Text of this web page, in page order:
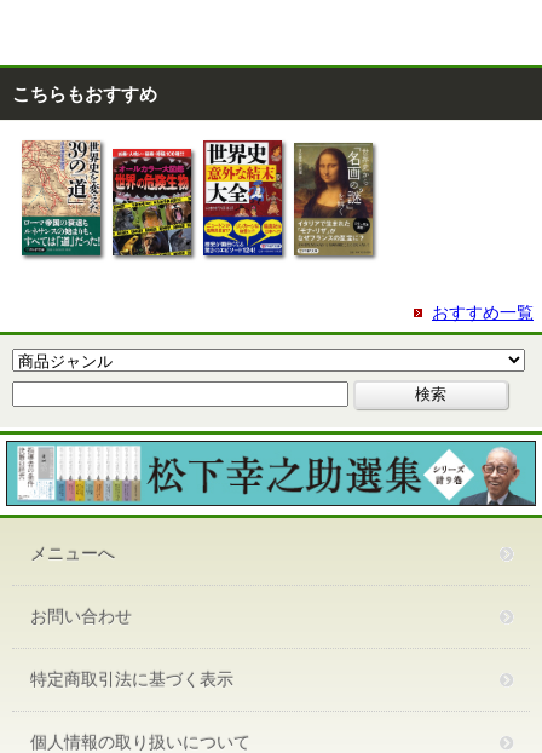
こちらもおすすめ
おすすめ一覧
メニューへ
お問い合わせ
特定商取引法に基づく表示
個人情報の取り扱いについて